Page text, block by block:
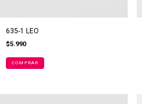
635-1 LEO
$5.990